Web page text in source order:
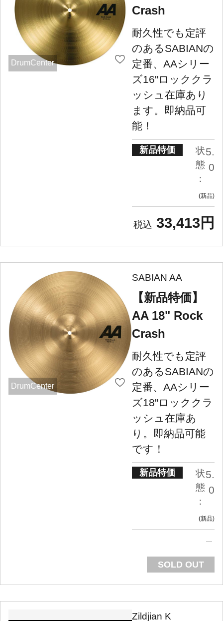
DrumCenter
Crash
耐久性でも定評
のあるSABIANの
定番、AAシリー
ズ16"ロッククラ
ッシュ在庫あり
ます。即納品可
能！
新品特価
状
態
：
5.
0
新品
33,413円
DrumCenter
SABIAN AA
【新品特価】
AA 18" Rock
Crash
耐久性でも定評
のあるSABIANの
定番、AAシリー
ズ18"ロッククラ
ッシュ在庫あ
り。即納品可能
です！
新品特価
状
態
：
5.
0
新品
SOLD OUT
Zildjian K